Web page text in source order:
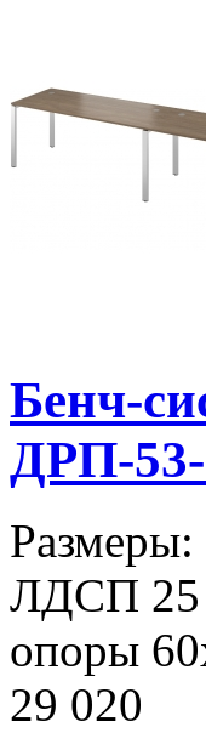
Бенч-
ДРП-
ЛДСП 25
опоры
29 020